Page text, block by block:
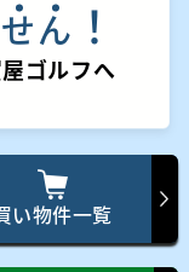
せん ！
ゴルフへ
い物件一覧